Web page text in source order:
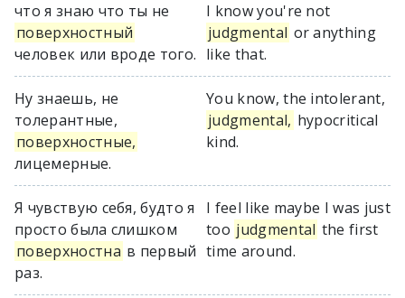
что я знаю что ты не
поверхностный
человек или вроде того.
I know you're not
judgmental or anything
like that.
Ну знаешь, не
толерантные,
поверхностные,
лицемерные.
You know, the intolerant,
judgmental, hypocritical
kind.
Я чувствую себя, будто я
просто была слишком
поверхностна в первый
раз.
I feel like maybe I was just
too judgmental the first
time around.